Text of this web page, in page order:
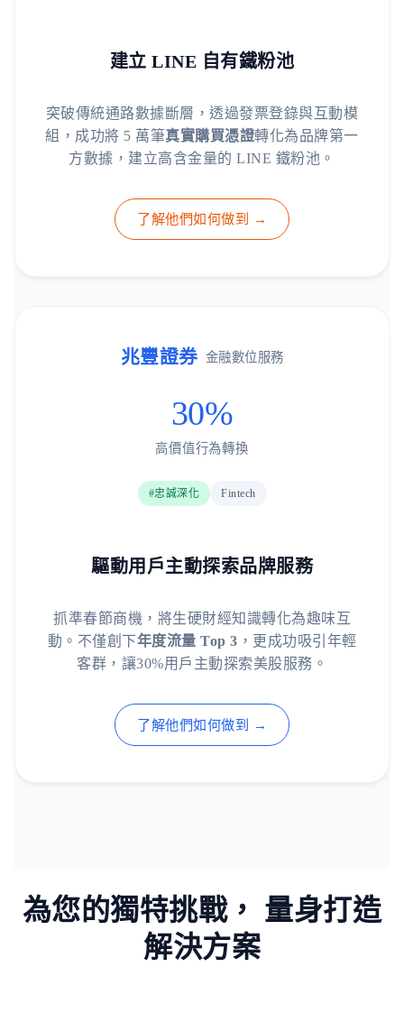
建立 LINE 自有鐵粉池
突破傳統通路數據斷層，透過發票登錄與互動模
組，成功將 5 萬筆真實購買憑證轉化為品牌第一
方數據，建立高含金量的 LINE 鐵粉池。
了解他們如何做到 →
兆豐證券 金融數位服務
30%
高價值行為轉換
#忠誠深化 Fintech
驅動用戶主動探索品牌服務
抓準春節商機，將生硬財經知識轉化為趣味互
動。不僅創下年度流量 Top 3 ，更成功吸引年輕
客群，讓30%用戶主動探索美股服務。
了解他們如何做到 →
為您的獨特挑戰， 量身打造
解決方案